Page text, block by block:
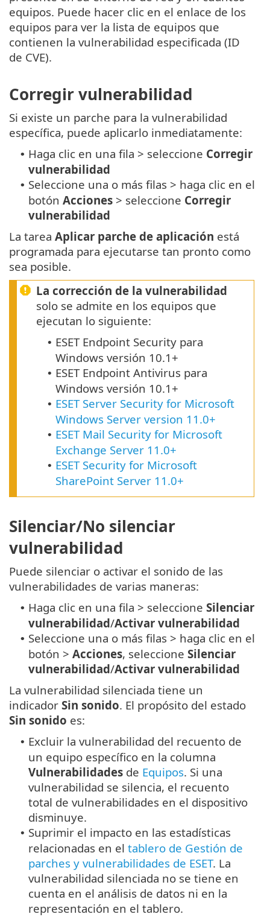
equipos. Puede hacer clic en el enlace de los
equipos para ver la lista de equipos que
contienen la vulnerabilidad especificada (ID
de CVE).
Corregir vulnerabilidad
Si existe un parche para la vulnerabilidad
específica, puede aplicarlo inmediatamente:
• Haga clic en una fila > seleccione Corregir
vulnerabilidad
• Seleccione una o más filas > haga clic en el
botón Acciones > seleccione Corregir
vulnerabilidad
La tarea Aplicar parche de aplicación está
programada para ejecutarse tan pronto como
sea posible.
La corrección de la vulnerabilidad
solo se admite en los equipos que
ejecutan lo siguiente:
• ESET Endpoint Security para
Windows versión 10.1+
• ESET Endpoint Antivirus para
Windows versión 10.1+
• ESET Server Security for Microsoft
Windows Server version 11.0+
• ESET Mail Security for Microsoft
Exchange Server 11.0+
• ESET Security for Microsoft
SharePoint Server 11.0+
Silenciar/No silenciar
vulnerabilidad
Puede silenciar o activar el sonido de las
vulnerabilidades de varias maneras:
• Haga clic en una fila > seleccione Silenciar
vulnerabilidad/Activar vulnerabilidad
• Seleccione una o más filas > haga clic en el
botón > Acciones, seleccione Silenciar
vulnerabilidad/Activar vulnerabilidad
La vulnerabilidad silenciada tiene un
indicador Sin sonido. El propósito del estado
Sin sonido es:
• Excluir la vulnerabilidad del recuento de
un equipo específico en la columna
Vulnerabilidades de Equipos. Si una
vulnerabilidad se silencia, el recuento
total de vulnerabilidades en el dispositivo
disminuye.
• Suprimir el impacto en las estadísticas
relacionadas en el tablero de Gestión de
parches y vulnerabilidades de ESET. La
vulnerabilidad silenciada no se tiene en
cuenta en el análisis de datos ni en la
representación en el tablero.